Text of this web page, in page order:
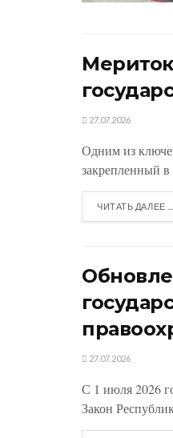
27.07.2026
Одним из
закрепленный в
ЧИТАТЬ ДАЛЕЕ ...
27.07.2026
С 1 июля 2026
Закон